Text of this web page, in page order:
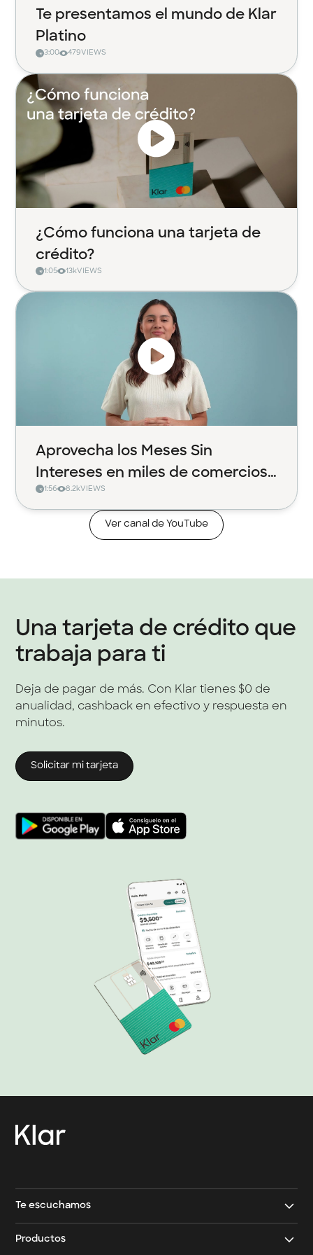
Te presentamos el mundo de Klar
Platino
3:00 479VIEWS
¿Cómo funciona una tarjeta de
crédito?
1:05 13kVIEWS
Aprovecha los Meses Sin
Intereses en miles de comercios
con Klar
1:56 8.2kVIEWS
Ver canal de YouTube
Una tarjeta de crédito que
trabaja para ti
Deja de pagar de más. Con Klar tienes $0 de
anualidad, cashback en efectivo y respuesta en
minutos.
Solicitar mi tarjeta
Te escuchamos
Contáctanos
Productos